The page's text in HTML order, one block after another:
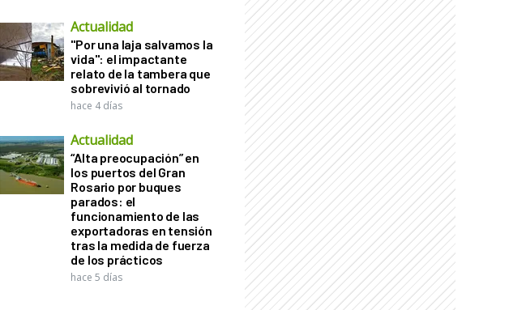
Actualidad
"Por una laja salvamos la
vida": el impactante
relato de la tambera que
sobrevivió al tornado
hace 4 días
Actualidad
“Alta preocupación” en
los puertos del Gran
Rosario por buques
parados: el
funcionamiento de las
exportadoras en tensión
tras la medida de fuerza
de los prácticos
hace 5 días